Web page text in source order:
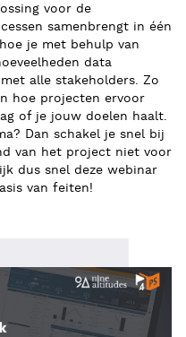
voor de
samenbrengt in één
je met behulp van
data
alle stakeholders. Zo
hoe projecten ervoor
of je jouw doelen haalt.
Dan schakel je snel bij
van het project niet voor
dus snel deze webinar
van feiten!